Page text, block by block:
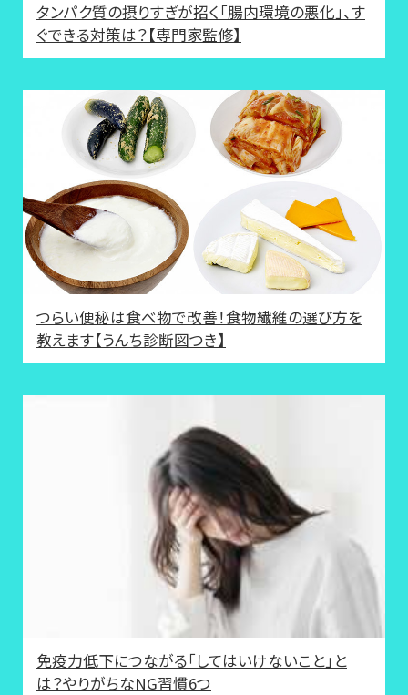
タンパク質の摂りすぎが招く「腸内環境の悪化」、す
ぐできる対策は？【専門家監修】
つらい便秘は食べ物で改善！食物繊維の選び方を
教えます【うんち診断図つき】
免疫力低下につながる「してはいけないこと」と
は？やりがちなNG習慣6つ